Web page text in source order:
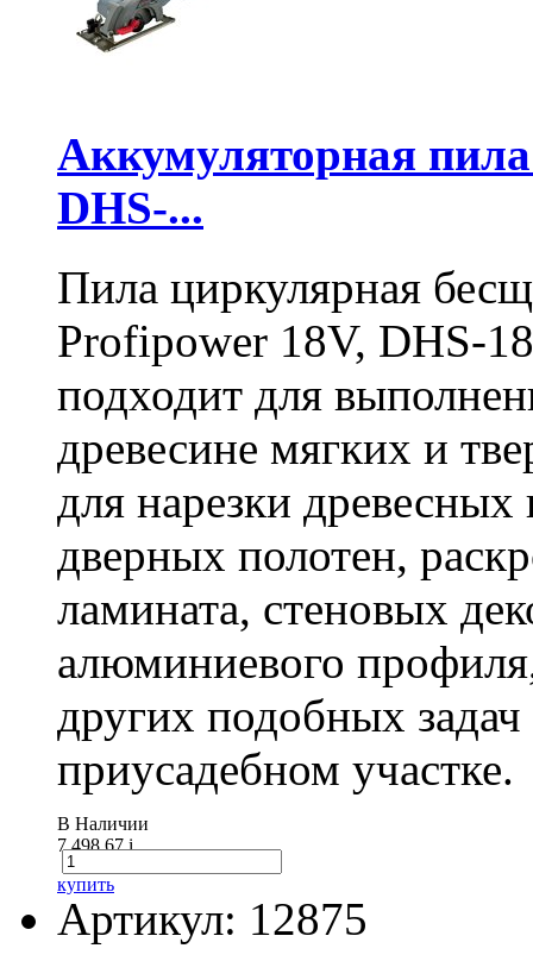
Аккумуляторная
DHS-...
Пила циркулярная
Profipower 18V, DHS-
подходит для
древесине мягких и
для нарезки
дверных полотен,
ламината, стеновых
алюминиевого
других подобных
приусадебном участке.
В Наличии
7 498.67i
купить
Артикул: 12875